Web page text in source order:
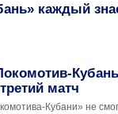
каждый
матч
Кубани» не